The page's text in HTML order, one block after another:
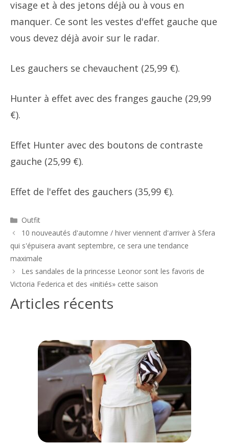
visage et à des jetons déjà ou à vous en
manquer. Ce sont les vestes d'effet gauche que
vous devez déjà avoir sur le radar.
Les gauchers se chevauchent (25,99 €).
Hunter à effet avec des franges gauche (29,99
€).
Effet Hunter avec des boutons de contraste
gauche (25,99 €).
Effet de l'effet des gauchers (35,99 €).
Catégories
Outfit
Navigation
des
articles
10 nouveautés d'automne / hiver viennent d'arriver à Sfera
qui s'épuisera avant septembre, ce sera une tendance
maximale
Les sandales de la princesse Leonor sont les favoris de
Victoria Federica et des «initiés» cette saison
Articles récents